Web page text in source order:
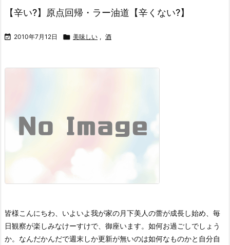
【辛い?】原点回帰・ラー油道【辛くない?】
 2010年7月12日  美味しい , 酒
皆様こんにちわ、いよいよ我が家の月下美人の蕾が成長し始め、毎
日観察が楽しみなけーすけで、御座います。 如何お過ごしでしょう
か。 なんだかんだで週末しか更新が無いのは如何なものかと自分自